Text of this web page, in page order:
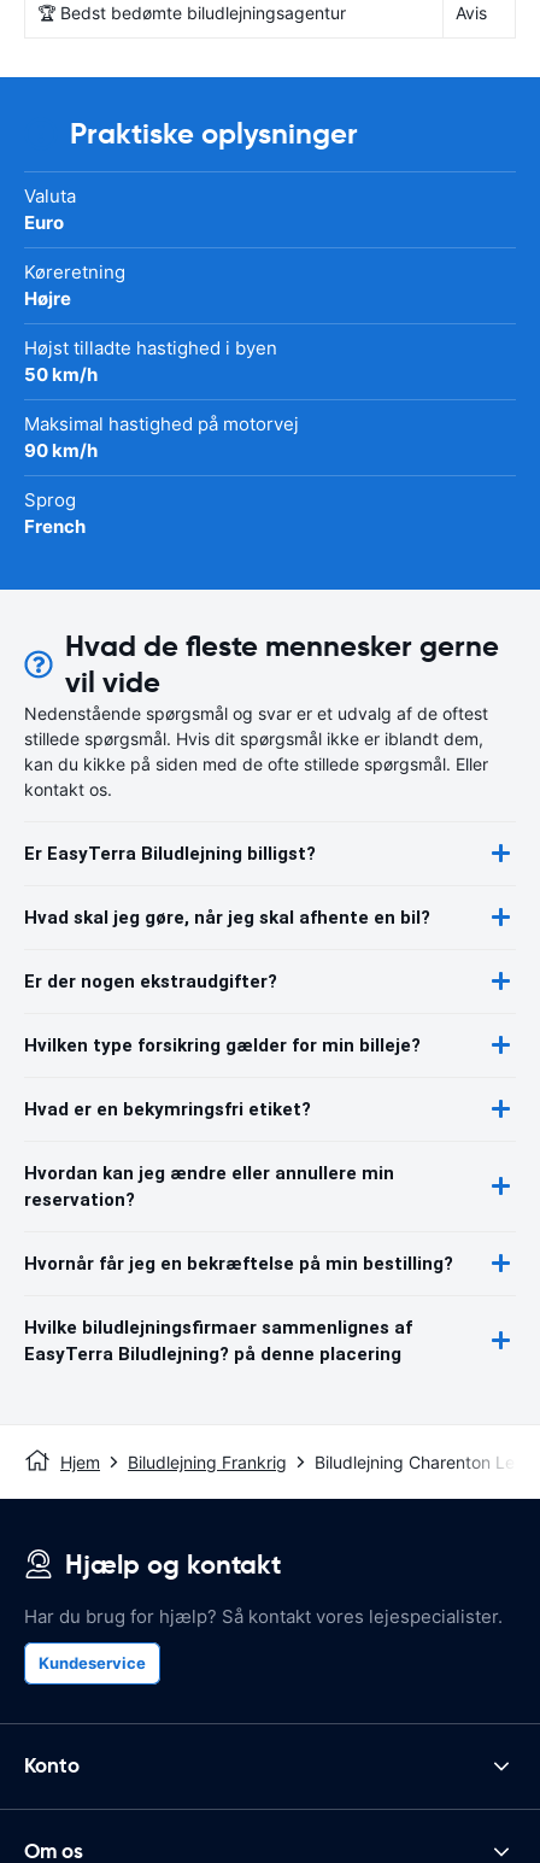
🏆 Bedst bedømte biludlejningsagentur Avis
Praktiske oplysninger
Valuta
Euro
Køreretning
Højre
Højst tilladte hastighed i byen
50 km/h
Maksimal hastighed på motorvej
90 km/h
Sprog
French
Hvad de fleste mennesker gerne
vil vide
Nedenstående spørgsmål og svar er et udvalg af de oftest
stillede spørgsmål. Hvis dit spørgsmål ikke er iblandt dem,
kan du kikke på siden med de ofte stillede spørgsmål. Eller
kontakt os.
Er EasyTerra Biludlejning billigst?
Hvad skal jeg gøre, når jeg skal afhente en bil?
Er der nogen ekstraudgifter?
Hvilken type forsikring gælder for min billeje?
Hvad er en bekymringsfri etiket?
Hvordan kan jeg ændre eller annullere min
reservation?
Hvornår får jeg en bekræftelse på min bestilling?
Hvilke biludlejningsfirmaer sammenlignes af
EasyTerra Biludlejning? på denne placering
Hjem Biludlejning Frankrig Biludlejning Charenton Le
Hjælp og kontakt
Har du brug for hjælp? Så kontakt vores lejespecialister.
Kundeservice
Konto
Om os